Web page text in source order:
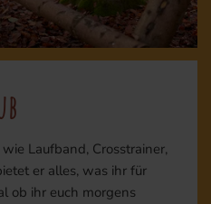
Laufband, Crosstrainer,
er alles, was ihr für
ob ihr euch morgens